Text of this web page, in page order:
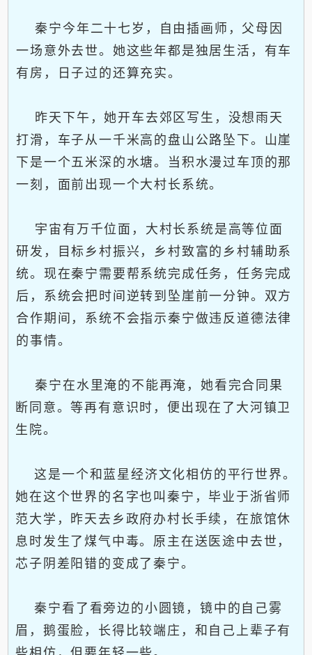
秦宁今年二十七岁，自由插画师，父母因
一场意外去世。她这些年都是独居生活，有车
有房，日子过的还算充实。
昨天下午，她开车去郊区写生，没想雨天
打滑，车子从一千米高的盘山公路坠下。山崖
下是一个五米深的水塘。当积水漫过车顶的那
一刻，面前出现一个大村长系统。
宇宙有万千位面，大村长系统是高等位面
研发，目标乡村振兴，乡村致富的乡村辅助系
统。现在秦宁需要帮系统完成任务，任务完成
后，系统会把时间逆转到坠崖前一分钟。双方
合作期间，系统不会指示秦宁做违反道德法律
的事情。
秦宁在水里淹的不能再淹，她看完合同果
断同意。等再有意识时，便出现在了大河镇卫
生院。
这是一个和蓝星经济文化相仿的平行世界。
她在这个世界的名字也叫秦宁，毕业于浙省师
范大学，昨天去乡政府办村长手续，在旅馆休
息时发生了煤气中毒。原主在送医途中去世，
芯子阴差阳错的变成了秦宁。
秦宁看了看旁边的小圆镜，镜中的自己雾
眉，鹅蛋脸，长得比较端庄，和自己上辈子有